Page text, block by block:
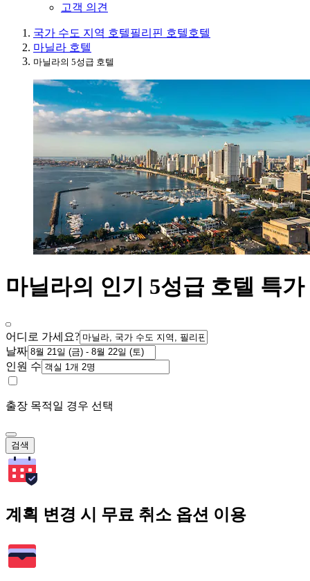
고객 의견
국가 수도 지역 호텔필리핀 호텔호텔
마닐라 호텔
마닐라의 5성급 호텔
마닐라의 인기 5성급 호텔 특가
어디로 가세요?
날짜
인원 수
출장 목적일 경우 선택
검색
계획 변경 시 무료 취소 옵션 이용